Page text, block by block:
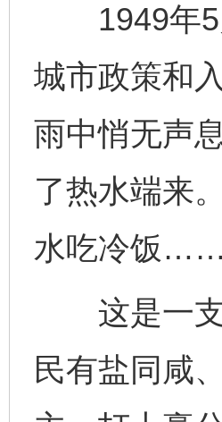
1949年5
城市政策和
雨中悄无声
了热水端来
水吃冷饭……
这是一支
民有盐同咸